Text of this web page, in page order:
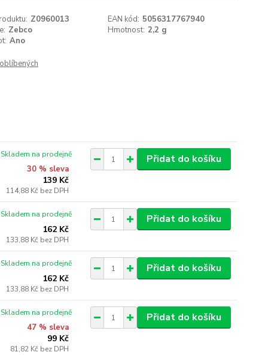
Z0960013 EAN kód: 5056317767940
Zebco Hmotnost: 2,2 g
Ano
30 % sleva
139 Kč
114,88 Kč bez DPH
Skladem na prodejně Přidat do košíku
162 Kč
133,88 Kč bez DPH
Skladem na prodejně Přidat do košíku
162 Kč
133,88 Kč bez DPH
Skladem na prodejně Přidat do košíku
47 % sleva
99 Kč
81,82 Kč bez DPH
Skladem na prodejně Přidat do košíku